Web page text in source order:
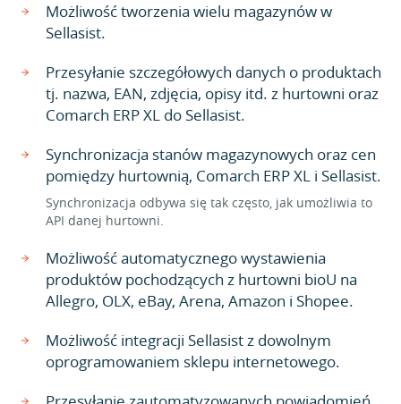
Możliwość tworzenia wielu magazynów w
Sellasist.
Przesyłanie szczegółowych danych o produktach
tj. nazwa, EAN, zdjęcia, opisy itd. z hurtowni oraz
Comarch ERP XL do Sellasist.
Synchronizacja stanów magazynowych oraz cen
pomiędzy hurtownią, Comarch ERP XL i Sellasist.
Synchronizacja odbywa się tak często, jak umożliwia to
API danej hurtowni.
Możliwość automatycznego wystawienia
produktów pochodzących z hurtowni bioU na
Allegro, OLX, eBay, Arena, Amazon i Shopee.
Możliwość integracji Sellasist z dowolnym
oprogramowaniem sklepu internetowego.